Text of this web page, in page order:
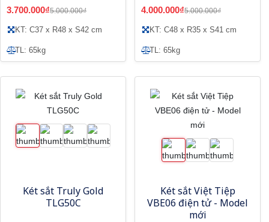
3.700.000₫5.000.000₫
KT: C37 x R48 x S42 cm
TL: 65kg
4.000.000₫5.000.000₫
KT: C48 x R35 x S41 cm
TL: 65kg
Két sắt Truly Gold
TLG50C
Két sắt Việt Tiệp
VBE06 điện tử - Model
mới